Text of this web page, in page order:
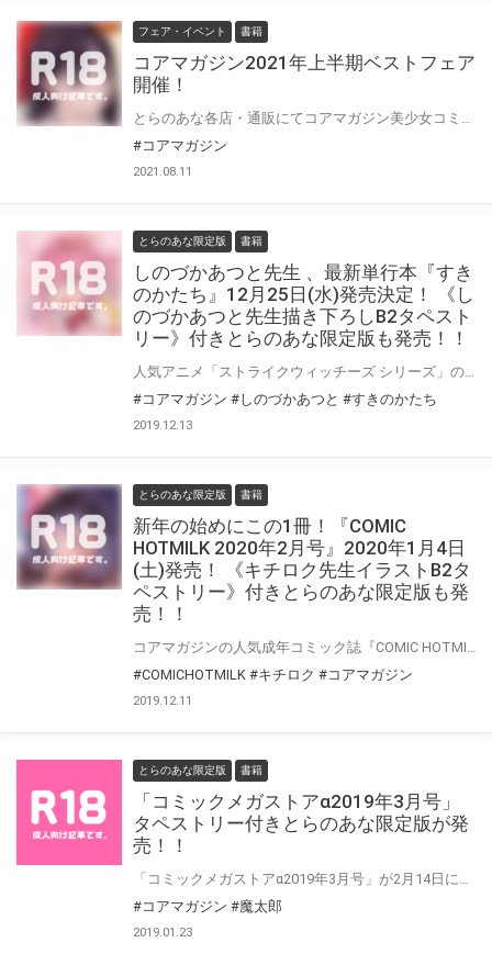
フェア・イベント 書籍
コアマガジン2021年上半期ベストフェア
開催！
#コアマガジン
2021.08.11
とらのあな限定版 書籍
しのづかあつと先生 、最新単行本『すき
のかたち』12月25日(水)発売決定！ 《し
のづかあつと先生描き下ろしB2タペスト
リー》付きとらのあな限定版も発売！！
#コアマガジン #しのづかあつと #すきのかたち
2019.12.13
とらのあな限定版 書籍
新年の始めにこの1冊！『COMIC
HOTMILK 2020年2月号』2020年1月4日
(土)発売！ 《キチロク先生イラストB2タ
ペストリー》付きとらのあな限定版も発
売！！
#COMICHOTMILK #キチロク #コアマガジン
2019.12.11
とらのあな限定版 書籍
「コミックメガストアα2019年3月号」
タペストリー付きとらのあな限定版が発
売！！
#コアマガジン #魔太郎
2019.01.23